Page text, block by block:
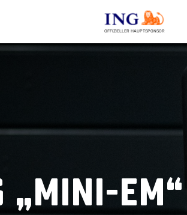
OFFIZIELLER HAUPTSPONSOR